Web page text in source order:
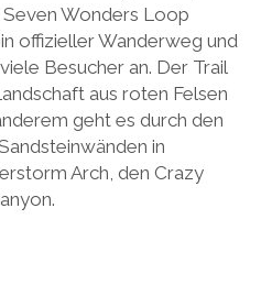
Wonders Loop
offizieller Wanderweg und
Besucher an. Der Trail
aus roten Felsen
geht es durch den
in
Arch, den Crazy